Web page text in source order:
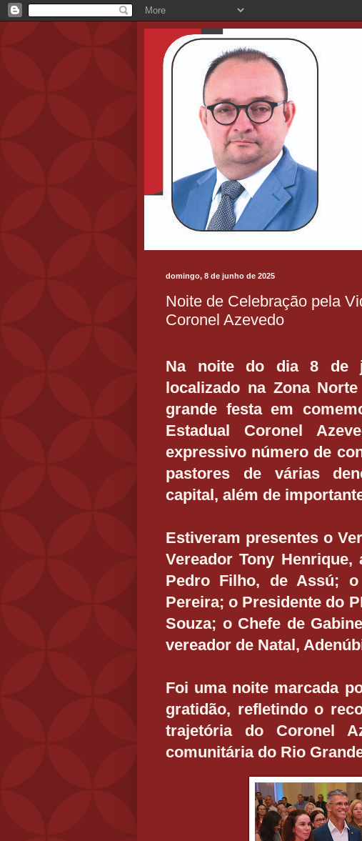
domingo, 8 de junho de 2025
Noite de Celebração pela
Coronel Azevedo
Na noite do dia 8 de
localizado na Zona
grande festa em
Estadual Coronel
expressivo número de
pastores de várias
capital, além de
Estiveram presentes o
Vereador Tony
Pedro Filho, de Assú;
Pereira; o Presidente do
Souza; o Chefe de
vereador de Natal,
Foi uma noite marcada
gratidão, refletindo o
trajetória do Coronel
comunitária do Rio